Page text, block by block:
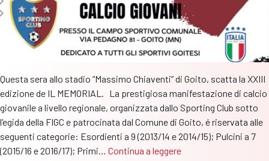
Questa sera allo stadio “Massimo Chiaventi” di Goito, scatta la XXIII
edizione de IL MEMORIAL. La prestigiosa manifestazione di calcio
giovanile a livello regionale, organizzata dallo Sporting Club sotto
l’egida della FIGC e patrocinata dal Comune di Goito, é riservata alle
seguenti categorie: Esordienti a 9 (2013/14 e 2014/15); Pulcini a 7
(2015/16 e 2016/17); Primi… Continua a leggereQuesta